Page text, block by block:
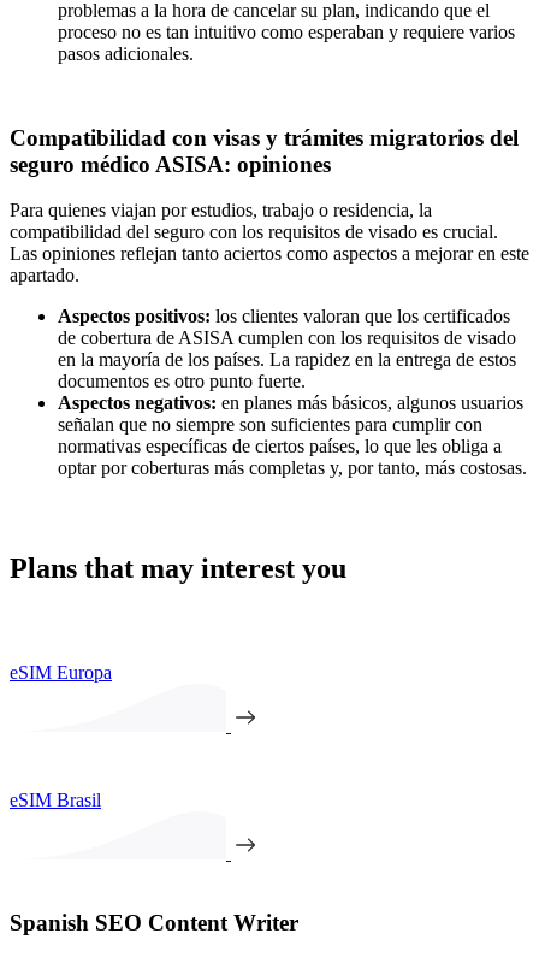
problemas a la hora de cancelar su plan, indicando que el
proceso no es tan intuitivo como esperaban y requiere varios
pasos adicionales.
Compatibilidad con visas y trámites migratorios del
seguro médico ASISA: opiniones
Para quienes viajan por estudios, trabajo o residencia, la
compatibilidad del seguro con los requisitos de visado es crucial.
Las opiniones reflejan tanto aciertos como aspectos a mejorar en este
apartado.
Aspectos positivos: los clientes valoran que los certificados
de cobertura de ASISA cumplen con los requisitos de visado
en la mayoría de los países. La rapidez en la entrega de estos
documentos es otro punto fuerte.
Aspectos negativos: en planes más básicos, algunos usuarios
señalan que no siempre son suficientes para cumplir con
normativas específicas de ciertos países, lo que les obliga a
optar por coberturas más completas y, por tanto, más costosas.
Plans that may interest you
eSIM Europa
eSIM Brasil
Spanish SEO Content Writer